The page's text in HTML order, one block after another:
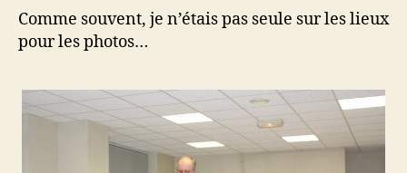
Comme souvent, je n’étais pas seule sur les lieux
pour les photos…